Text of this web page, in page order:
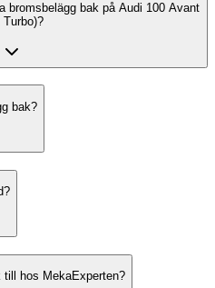
bromsbelägg bak på Audi 100 Avant
Turbo)?
bak?
till hos MekaExperten?